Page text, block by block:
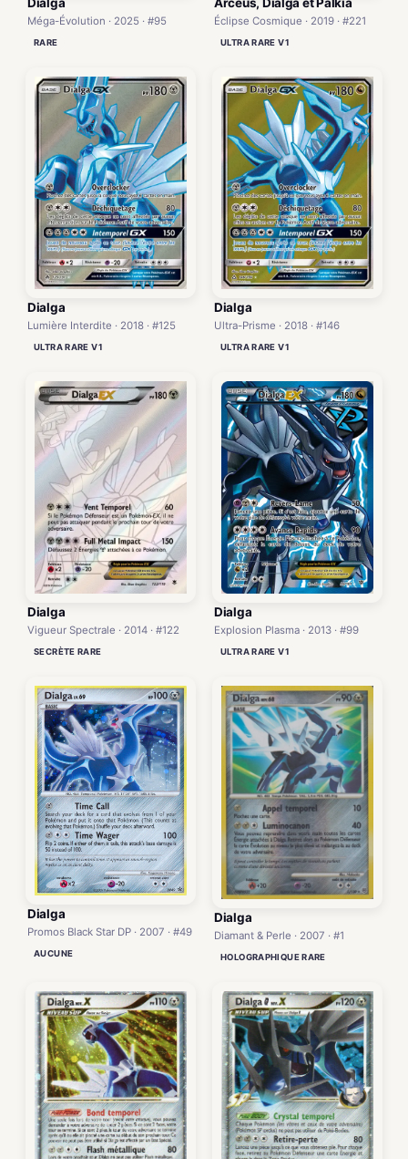
Méga-Évolution · 2025 · #95
RARE
Éclipse Cosmique · 2019 · #221
ULTRA RARE V1
Dialga
Lumière Interdite · 2018 · #125
ULTRA RARE V1
Dialga
Ultra-Prisme · 2018 · #146
ULTRA RARE V1
Dialga
Vigueur Spectrale · 2014 · #122
SECRÈTE RARE
Dialga
Explosion Plasma · 2013 · #99
ULTRA RARE V1
Dialga
Promos Black Star DP · 2007 · #49
AUCUNE
Dialga
Diamant & Perle · 2007 · #1
HOLOGRAPHIQUE RARE